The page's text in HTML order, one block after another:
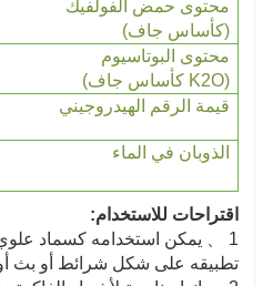
محتوى حمض الفولفيك
(كأساس جاف)
محتوى البوتاسيوم
(K2O كأساس جاف)
قيمة الرقم الهيدروجيني
الذوبان في الماء
اقتراحات للاستخدام:
1 、 يمكن استخدامه كسماد
تطبيقه على شكل شرائط أو بث